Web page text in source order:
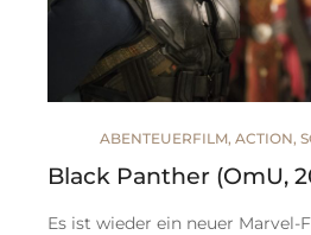
ABENTEUERFILM, ACTION,
Black Panther (OmU,
Es ist wieder ein neuer Marvel-